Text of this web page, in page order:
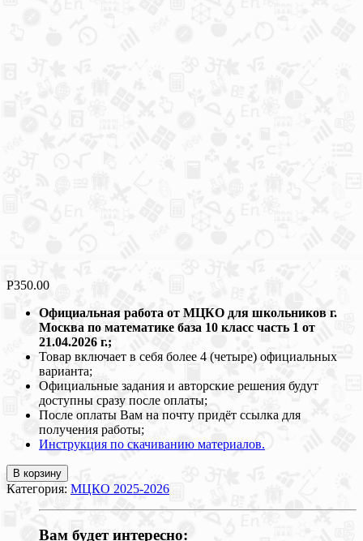
Р350.00
Официальная работа от МЦКО для школьников г.
Москва по математике база 10 класс часть 1 от
21.04.2026 г.;
Товар включает в себя более 4 (четыре) официальных
варианта;
Официальные задания и авторские решения будут
доступны сразу после оплаты;
После оплаты Вам на почту придёт ссылка для
получения работы;
Инструкция по скачиванию материалов.
В корзину
Категория: МЦКО 2025-2026
Вам будет интересно: